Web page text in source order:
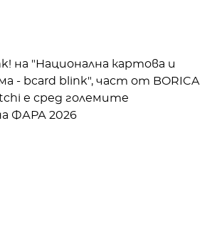
на "Национална картова и
- bcard blink", част от BORICA
е сред големите
ФАРА 2026